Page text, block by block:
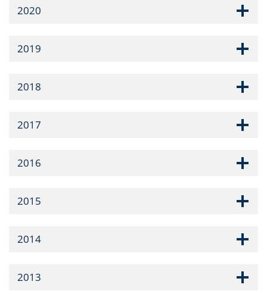
2020
2019
2018
2017
2016
2015
2014
2013